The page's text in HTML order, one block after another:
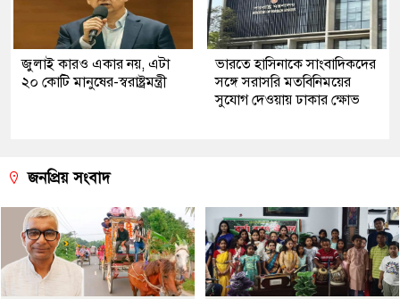
জুলাই কারও একার নয়, এটা
২০ কোটি মানুষের-স্বরাষ্ট্রমন্ত্রী
ভারতে হাসিনাকে সাংবাদিকদের
সঙ্গে সরাসরি মতবিনিময়ের
সুযোগ দেওয়ায় ঢাকার ক্ষোভ
জনপ্রিয় সংবাদ